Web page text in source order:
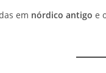
em nórdico antigo e